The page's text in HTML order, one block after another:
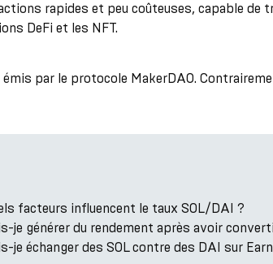
rapides et peu coûteuses, capable de
DeFi et les NFT.
par le protocole MakerDAO.
facteurs influencent le taux SOL/DAI ?
je générer du rendement après avoir
je échanger des SOL contre des DAI sur